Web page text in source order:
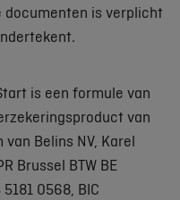
documenten is verplicht
is een formule van
van
Belins NV, Karel
Brussel BTW BE
0568, BIC